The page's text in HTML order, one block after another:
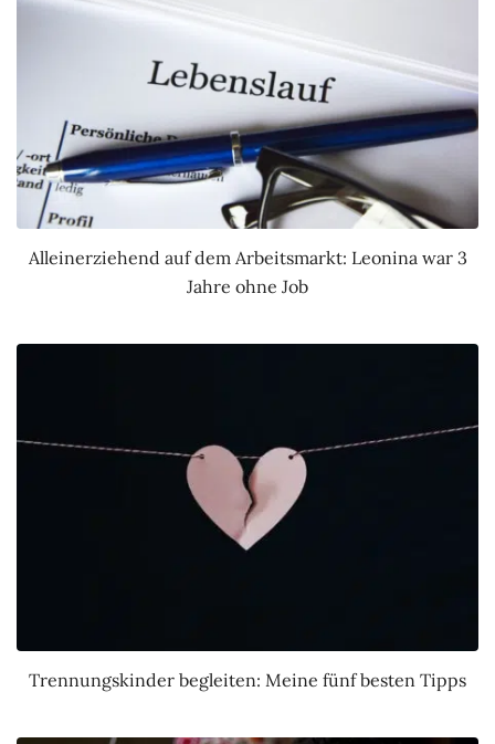
Alleinerziehend auf dem Arbeitsmarkt: Leonina war 3
Jahre ohne Job
Trennungskinder begleiten: Meine fünf besten Tipps